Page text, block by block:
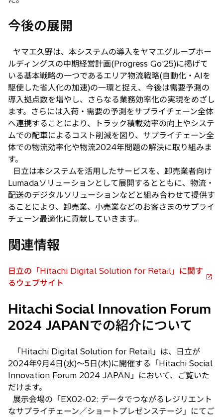
今後の展開
ヤマエ久野は、本システムの導入をヤマエグループホー
ルディングスの中期経営計画(Progress Go'25)に掲げて
いる基本戦略の一つであるエリア物流戦略(自動化・AIを
駆使した省人化の加速)の一環と捉え、今後は需要予測の
導入拠点数を増やし、さらなる業務効率化の実現をめざし
ます。さらには入荷・需要の予測をサプライチェーン全体
へ連携することにより、トラック積載効率の向上やシステ
ムでの配車によるコスト削減を図り、サプライチェーン全
体での物流効率化や物流2024年問題の解決に取り組みま
す。
日立は本システムを活用したサービスを、卸売業者向け
Lumadaソリューションとして展開するとともに、物流・
配送のデジタルソリューションなどと組み合わせて提供す
ることにより、卸売業、小売業などのお客さまのサプライ
チェーン最適化に貢献していきます。
関連情報
日立の「Hitachi Digital Solution for Retail」に関す
るウェブサイト
新
い
ブ
く
Hitachi Social Innovation Forum
2024 JAPANでの紹介について
「Hitachi Digital Solution for Retail」は、日立が
2024年9月4日(水)〜5日(木)に開催する「Hitachi Social
Innovation Forum 2024 JAPAN」において、ご覧いた
だけます。
展示会場の「EX02-02: データでつながるレジリエント
なサプライチェーン／ショートプレゼンステージ」にてご